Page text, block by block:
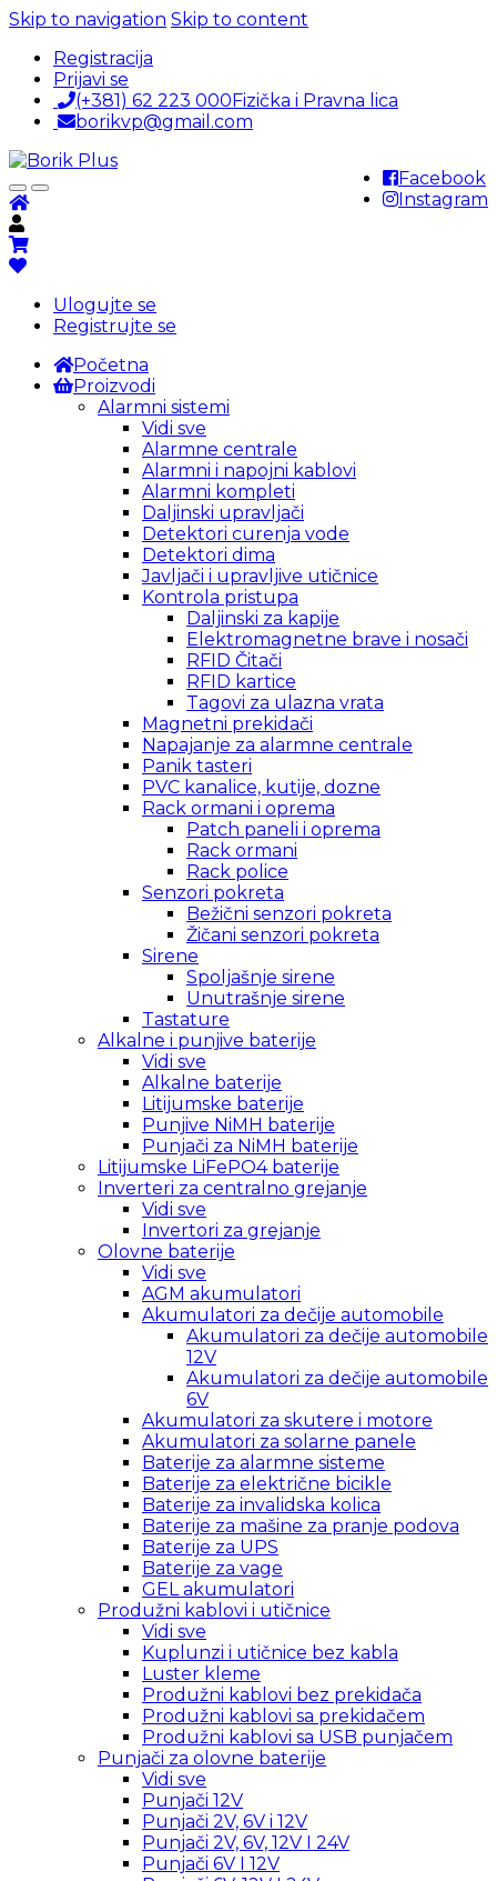
Skip to navigation Skip to content
Registracija
Prijavi se
(+381) 62 223 000Fizička i Pravna lica
borikvp@gmail.com
Facebook
Instagram
Ulogujte se
Registrujte se
Početna
Proizvodi
Alarmni sistemi
Vidi sve
Alarmne centrale
Alarmni i napojni kablovi
Alarmni kompleti
Daljinski upravljači
Detektori curenja vode
Detektori dima
Javljači i upravljive utičnice
Kontrola pristupa
Daljinski za kapije
Elektromagnetne brave i nosači
RFID Čitači
RFID kartice
Tagovi za ulazna vrata
Magnetni prekidači
Napajanje za alarmne centrale
Panik tasteri
PVC kanalice, kutije, dozne
Rack ormani i oprema
Patch paneli i oprema
Rack ormani
Rack police
Senzori pokreta
Bežični senzori pokreta
Žičani senzori pokreta
Sirene
Spoljašnje sirene
Unutrašnje sirene
Tastature
Alkalne i punjive baterije
Vidi sve
Alkalne baterije
Litijumske baterije
Punjive NiMH baterije
Punjači za NiMH baterije
Litijumske LiFePO4 baterije
Inverteri za centralno grejanje
Vidi sve
Invertori za grejanje
Olovne baterije
Vidi sve
AGM akumulatori
Akumulatori za dečije automobile
Akumulatori za dečije automobile
12V
Akumulatori za dečije automobile
6V
Akumulatori za skutere i motore
Akumulatori za solarne panele
Baterije za alarmne sisteme
Baterije za električne bicikle
Baterije za invalidska kolica
Baterije za mašine za pranje podova
Baterije za UPS
Baterije za vage
GEL akumulatori
Produžni kablovi i utičnice
Vidi sve
Kuplunzi i utičnice bez kabla
Luster kleme
Produžni kablovi bez prekidača
Produžni kablovi sa prekidačem
Produžni kablovi sa USB punjačem
Punjači za olovne baterije
Vidi sve
Punjači 12V
Punjači 2V, 6V i 12V
Punjači 2V, 6V, 12V I 24V
Punjači 6V I 12V